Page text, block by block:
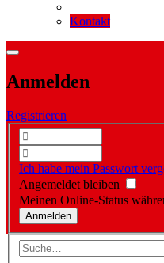
Kontakt
Anmelden
Registrieren
Ich habe mein Passwort
Angemeldet bleiben
Meinen Online-Status